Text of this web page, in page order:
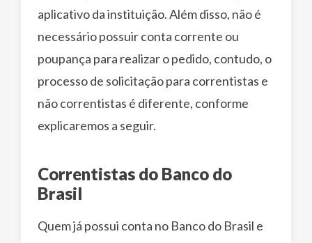
aplicativo da instituição. Além disso, não é
necessário possuir conta corrente ou
poupança para realizar o pedido, contudo, o
processo de solicitação para correntistas e
não correntistas é diferente, conforme
explicaremos a seguir.
Correntistas do Banco do
Brasil
Quem já possui conta no Banco do Brasil e